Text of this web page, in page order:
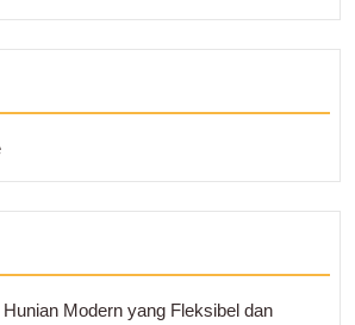
Modern yang Fleksibel dan